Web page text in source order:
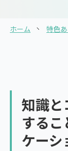
ホーム 特色
知識と
するこ
ケーシ